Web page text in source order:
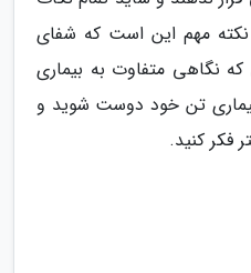
نکته مهم این است که شفای
نگاهی متفاوت به بیماری
تن خود دوست شوید و
فکر کنید.